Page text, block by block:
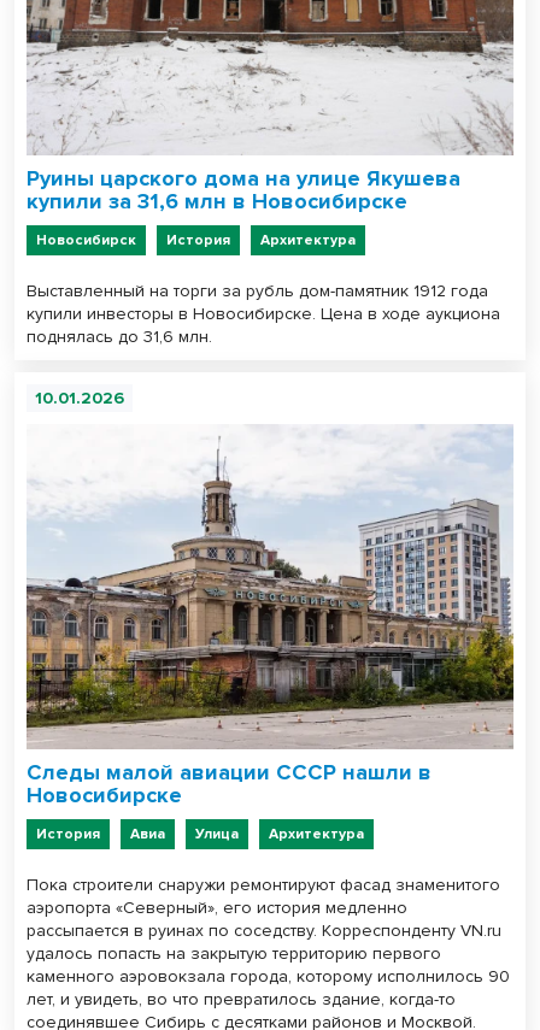
Руины царского дома на улице Якушева
купили за 31,6 млн в Новосибирске
Новосибирск История Архитектура
Выставленный на торги за рубль дом-памятник 1912 года
купили инвесторы в Новосибирске. Цена в ходе аукциона
поднялась до 31,6 млн.
10.01.2026
Следы малой авиации СССР нашли в
Новосибирске
История Авиа Улица Архитектура
Пока строители снаружи ремонтируют фасад знаменитого
аэропорта «Северный», его история медленно
рассыпается в руинах по соседству. Корреспонденту VN.ru
удалось попасть на закрытую территорию первого
каменного аэровокзала города, которому исполнилось 90
лет, и увидеть, во что превратилось здание, когда-то
соединявшее Сибирь с десятками районов и Москвой.